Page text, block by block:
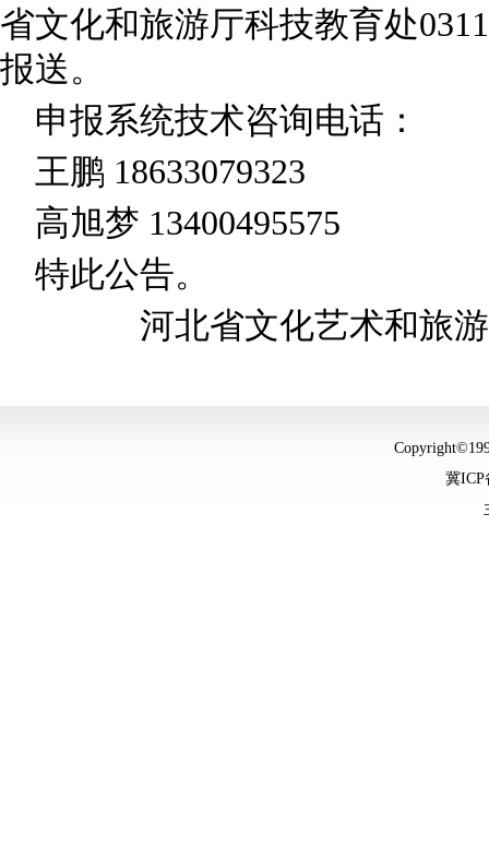
省文化和旅游厅科技教育处
报送。
申报系统技术咨询电话：
王鹏 18633079323
高旭梦 13400495575
特此公告。
河北省文化艺术和旅
冀ICP